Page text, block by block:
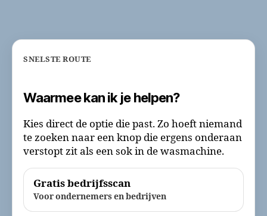
SNELSTE ROUTE
Waarmee kan ik je helpen?
Kies direct de optie die past. Zo hoeft niemand
te zoeken naar een knop die ergens onderaan
verstopt zit als een sok in de wasmachine.
Gratis bedrijfsscan
Voor ondernemers en bedrijven